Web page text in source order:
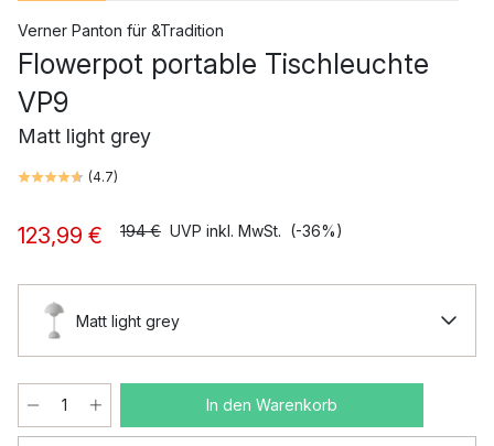
Verner Panton für &Tradition
Flowerpot portable Tischleuchte
VP9
Matt light grey
(4.7)
123,99 € 194 € UVP inkl. MwSt. (-36%)
Matt light grey
In den Warenkorb